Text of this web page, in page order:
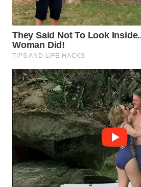
WN
INDRAMAYU
KUNINGAN
WN
MAJALENGKA
WN
SUBANG
WN